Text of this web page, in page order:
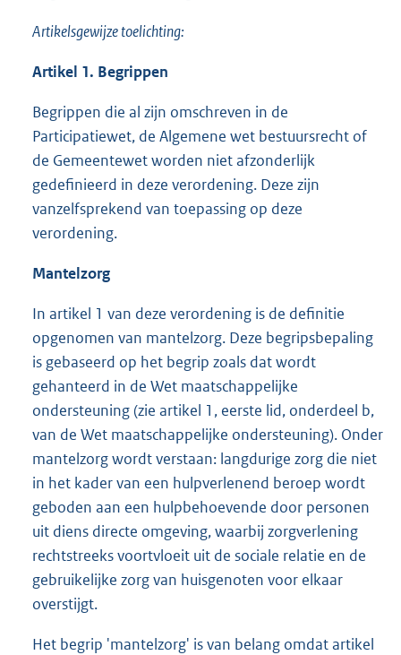
Artikelsgewijze toelichting:
Artikel 1. Begrippen
Begrippen die al zijn omschreven in de
Participatiewet, de Algemene wet bestuursrecht of
de Gemeentewet worden niet afzonderlijk
gedefinieerd in deze verordening. Deze zijn
vanzelfsprekend van toepassing op deze
verordening.
Mantelzorg
In artikel 1 van deze verordening is de definitie
opgenomen van mantelzorg. Deze begripsbepaling
is gebaseerd op het begrip zoals dat wordt
gehanteerd in de Wet maatschappelijke
ondersteuning (zie artikel 1, eerste lid, onderdeel b,
van de Wet maatschappelijke ondersteuning). Onder
mantelzorg wordt verstaan: langdurige zorg die niet
in het kader van een hulpverlenend beroep wordt
geboden aan een hulpbehoevende door personen
uit diens directe omgeving, waarbij zorgverlening
rechtstreeks voortvloeit uit de sociale relatie en de
gebruikelijke zorg van huisgenoten voor elkaar
overstijgt.
Het begrip 'mantelzorg' is van belang omdat artikel